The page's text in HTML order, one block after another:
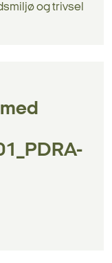
og trivsel